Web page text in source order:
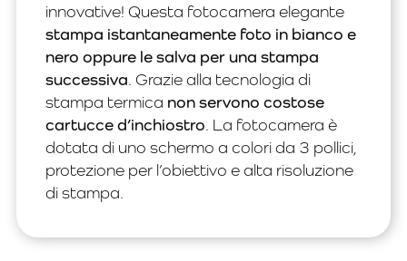
innovative! Questa fotocamera elegante
stampa istantaneamente foto in bianco e
nero oppure le salva per una stampa
successiva. Grazie alla tecnologia di
stampa termica non servono costose
cartucce d’inchiostro. La fotocamera è
dotata di uno schermo a colori da 3 pollici,
protezione per l’obiettivo e alta risoluzione
di stampa.